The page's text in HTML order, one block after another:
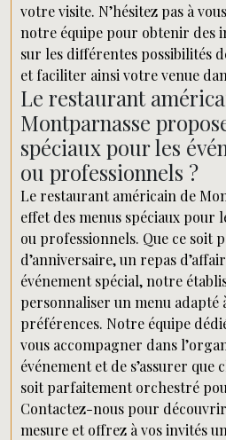
votre visite. N’hésitez pas à
notre équipe pour obtenir des
sur les différentes possibilités
et faciliter ainsi votre venue
Le restaurant
Montparnasse
spéciaux pour les
ou professionnels ?
Le restaurant américain de
effet des menus spéciaux pour
ou professionnels. Que ce soit
d’anniversaire, un repas
événement spécial, notre
personnaliser un menu adapté
préférences. Notre équipe
vous accompagner dans
événement et de s’assurer
soit parfaitement orchestré
Contactez-nous pour
mesure et offrez à vos invités